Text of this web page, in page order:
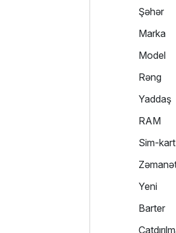
Şəhər
Marka
Model
Rəng
Yaddaş
RAM
Sim-kart
Yeni
Barter